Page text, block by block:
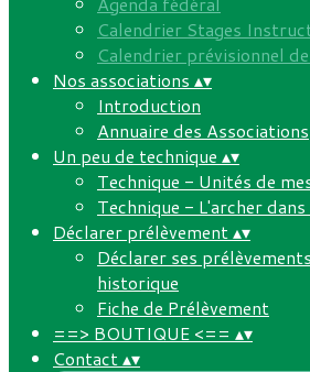
Calendrier Stages
Calendrier prévisionnel
Nos associations ▴▾
Introduction
Annuaire des Associations
Un peu de technique ▴▾
Technique - Unités de
Technique - L'archer
Déclarer prélèvement▴▾
Déclarer ses
historique
Fiche de Prélèvement
==> BOUTIQUE <== ▴▾
Contact▴▾